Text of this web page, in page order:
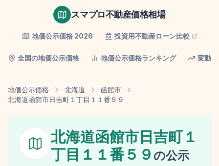
スマプロ不動産価格相場
地価公示価格 2026 投資用不動産ローン比較
全国の地価公示価格 地価公示価格ランキング 変動
地価公示価格 北海道
函館市
北海道函館市日吉町１丁目１１番５９
北海道函館市日吉町１
丁目１１番５９ の公示